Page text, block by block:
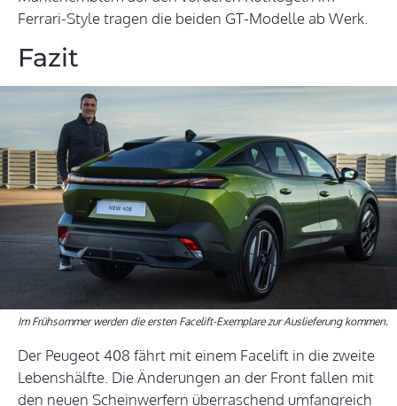
Ferrari-Style tragen die beiden GT-Modelle ab Werk.
Fazit
Im Frühsommer werden die ersten Facelift-Exemplare zur Auslieferung kommen.
Der Peugeot 408 fährt mit einem Facelift in die zweite
Lebenshälfte. Die Änderungen an der Front fallen mit
den neuen Scheinwerfern überraschend umfangreich